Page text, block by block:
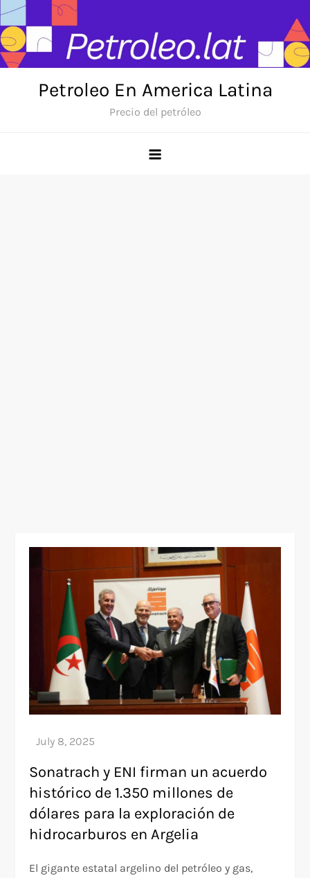
Skip
to
content
Petroleo En America Latina
Precio del petróleo
Sonatrach y ENI firman un acuerdo
histórico de 1.350 millones de
dólares para la exploración de
hidrocarburos en Argelia
El gigante estatal argelino del petróleo y gas,